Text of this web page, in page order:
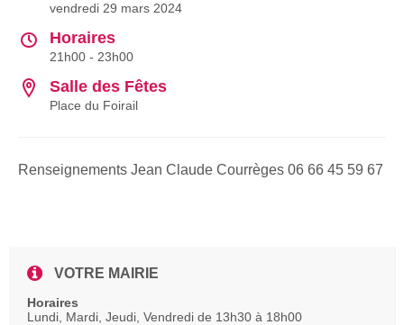
vendredi 29 mars 2024
Horaires
21h00 - 23h00
Salle des Fêtes
Place du Foirail
Renseignements Jean Claude Courrèges 06 66 45 59 67
VOTRE MAIRIE
Horaires
Lundi, Mardi, Jeudi, Vendredi de 13h30 à 18h00